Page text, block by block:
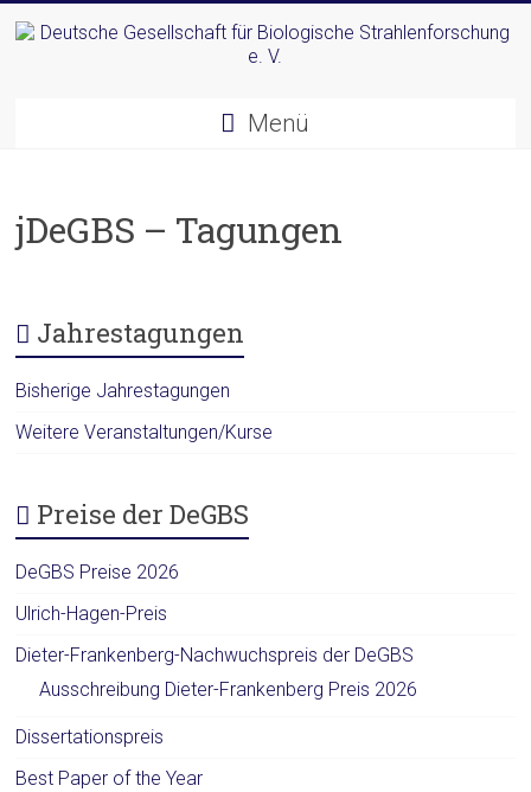
Inhalt
Gesellschaft
Biologische
e.
V.
Menü
jDeGBS – Tagungen
Jahrestagungen
Bisherige Jahrestagungen
Weitere Veranstaltungen/Kurse
Preise der DeGBS
DeGBS Preise 2026
Ulrich-Hagen-Preis
Dieter-Frankenberg-Nachwuchspreis der DeGBS
Ausschreibung Dieter-Frankenberg Preis 2026
Dissertationspreis
Best Paper of the Year